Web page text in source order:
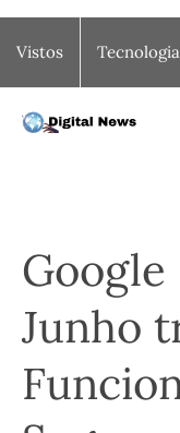
para
o
conteúdo
Vistos Tecnologia
Junho